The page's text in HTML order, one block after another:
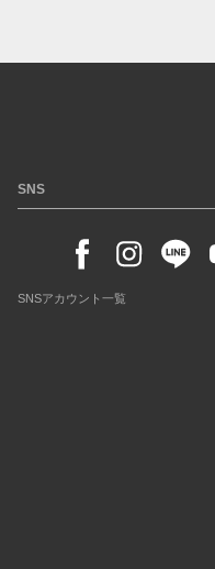
SNS
SNSアカウント一覧